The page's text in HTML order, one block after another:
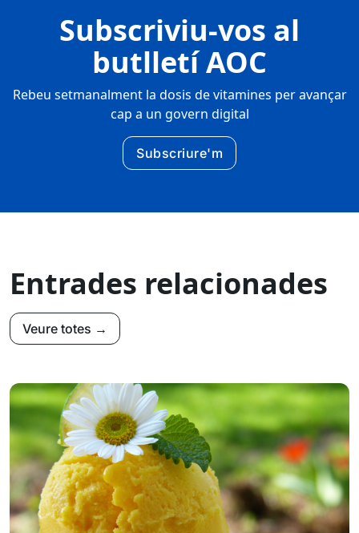
Subscriviu-vos al
butlletí AOC
Rebeu setmanalment la dosis de vitamines per avançar
cap a un govern digital
Subscriure'm
Entrades relacionades
Veure totes →